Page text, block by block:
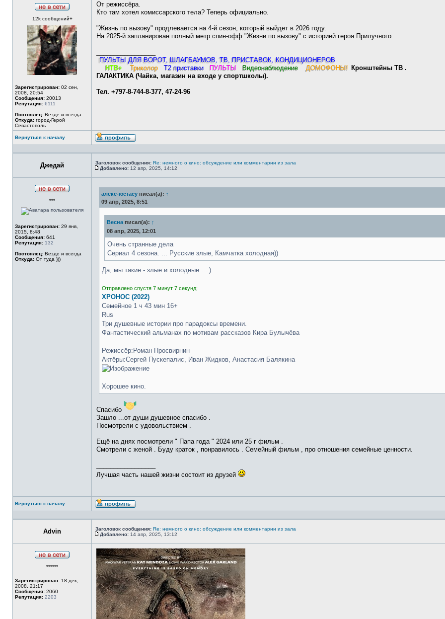
в
сети
12k сообщений+
Зарегистрирован: 02 сен,
2008, 20:54
Сообщения: 20013
Репутация: 6111
Постоялец: Везде и всегда
Откуда: город-Герой
Севастополь
От режиссёра.
Кто там хотел комиссарского тела? Теперь официально.
"Жизнь по вызову" продлевается на 4-й сезон, который выйдет в 2026 году.
На 2025-й запланирован полный метр спин-офф "Жизни по вызову" с историей героя Прилучного.
ПУЛЬТЫ ДЛЯ ВОРОТ, ШЛАГБАУМОВ, ТВ, ПРИСТАВОК, КОНДИЦИОНЕРОВ
НТВ+
Триколор Т2 приставки ПУЛЬТЫ Видеонаблюдение ДОМОФОНЫ! Кронштейны ТВ .
ГАЛАКТИКА (Чайка, магазин на входе у спортшколы).
Тел. +797-8-744-8-377, 47-24-96
Вернуться к началу
Профиль
Джедай Заголовок сообщения: Re: немного о кино: обсуждение или комментарии из зала
Сообщение
Добавлено: 12 апр, 2025, 14:12
***
Зарегистрирован: 29 янв,
2015, 8:48
Сообщения: 641
Репутация: 132
Постоялец: Везде и всегда
Откуда: От туда )))
алекс-юстасу писал(а): ↑
09 апр, 2025, 8:51
Весна писал(а): ↑
08 апр, 2025, 12:01
Очень странные дела
Сериал 4 сезона. ... Русские злые, Камчатка холодная))
Да, мы такие - злые и холодные ... )
Отправлено спустя 7 минут 7 секунд:
ХРОНОС (2022)
Семейное 1 ч 43 мин 16+
Rus
Три душевные истории про парадоксы времени.
Фантастический альманах по мотивам рассказов Кира Булычёва
Режиссёр:Роман Просвирнин
Актёры:Сергей Пускепалис, Иван Жидков, Анастасия Балякина
Хорошее кино.
Спасибо
Зашло ...от души душевное спасибо .
Посмотрели с удовольствием .
Ещё на днях посмотрели " Папа года " 2024 или 25 г фильм .
Смотрели с женой . Буду краток , понравилось . Семейный фильм , про отношения семейные ценности.
Лучшая часть нашей жизни состоит из друзей
Вернуться к началу
Профиль
Advin Заголовок сообщения: Re: немного о кино: обсуждение или комментарии из зала
Сообщение
Добавлено: 14 апр, 2025, 13:12
******
Зарегистрирован: 18 дек,
2008, 21:17
Сообщения: 2060
Репутация: 2203